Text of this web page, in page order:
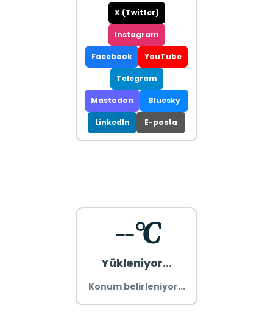
X (Twitter)
Instagram
Facebook YouTube
Telegram
Mastodon Bluesky
LinkedIn E-posta
--°C
Yükleniyor...
Konum belirleniyor...